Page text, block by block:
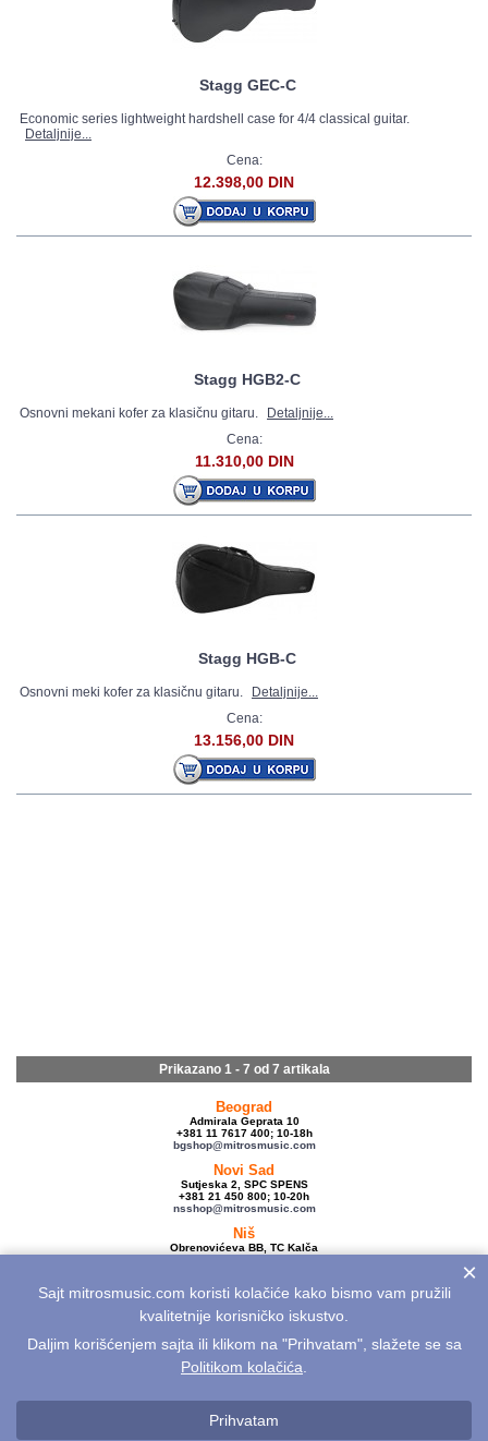
Stagg GEC-C
Economic series lightweight hardshell case for 4/4 classical guitar.
Detaljnije...
Cena:
12.398,00 DIN
Stagg HGB2-C
Osnovni mekani kofer za klasičnu gitaru.
Detaljnije...
Cena:
11.310,00 DIN
Stagg HGB-C
Osnovni meki kofer za klasičnu gitaru.
Detaljnije...
Cena:
13.156,00 DIN
Prikazano 1 - 7 od 7 artikala
Beograd
Admirala Geprata 10
+381 11 7617 400; 10-18h
bgshop@mitrosmusic.com
Novi Sad
Sutjeska 2, SPC SPENS
+381 21 450 800; 10-20h
nsshop@mitrosmusic.com
Niš
Obrenovićeva BB, TC Kalča
Veleprodaja
Admirala Geprata 10,
Beograd
info@mitrosmusic.com
×
Sajt mitrosmusic.com koristi kolačiće kako bismo vam pružili
kvalitetnije korisničko iskustvo.
Daljim korišćenjem sajta ili klikom na "Prihvatam", slažete se sa
Politikom kolačića
Prihvatam